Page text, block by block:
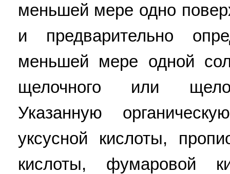
меньшей мере одно
и предварительно
меньшей мере одной
щелочного или
Указанную
уксусной кислоты,
кислоты, фумаровой